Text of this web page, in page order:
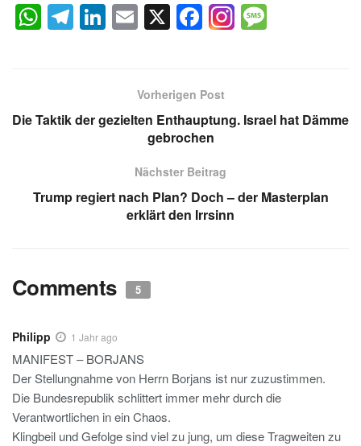
W
h
A
T
el
a
Li
n
dI
E
m
X F
a
e
b
o
o
k
g
Vorherigen Post
Die Taktik der gezielten Enthauptung. Israel hat Dämme
gebrochen
Nächster Beitrag
Trump regiert nach Plan? Doch – der Masterplan
erklärt den Irrsinn
Comments 5
Philipp 1 Jahr ago
MANIFEST – BORJANS
Der Stellungnahme von Herrn Borjans ist nur zuzustimmen.
Die Bundesrepublik schlittert immer mehr durch die
Verantwortlichen in ein Chaos.
Klingbeil und Gefolge sind viel zu jung, um diese Tragweiten zu